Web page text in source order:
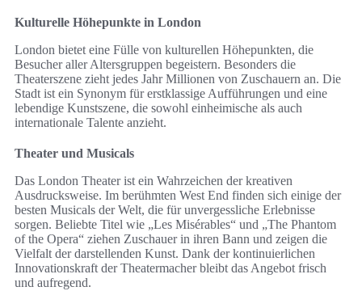
Kulturelle Höhepunkte in London
London bietet eine Fülle von kulturellen Höhepunkten, die
Besucher aller Altersgruppen begeistern. Besonders die
Theaterszene zieht jedes Jahr Millionen von Zuschauern an. Die
Stadt ist ein Synonym für erstklassige Aufführungen und eine
lebendige Kunstszene, die sowohl einheimische als auch
internationale Talente anzieht.
Theater und Musicals
Das London Theater ist ein Wahrzeichen der kreativen
Ausdrucksweise. Im berühmten West End finden sich einige der
besten Musicals der Welt, die für unvergessliche Erlebnisse
sorgen. Beliebte Titel wie „Les Misérables“ und „The Phantom
of the Opera“ ziehen Zuschauer in ihren Bann und zeigen die
Vielfalt der darstellenden Kunst. Dank der kontinuierlichen
Innovationskraft der Theatermacher bleibt das Angebot frisch
und aufregend.